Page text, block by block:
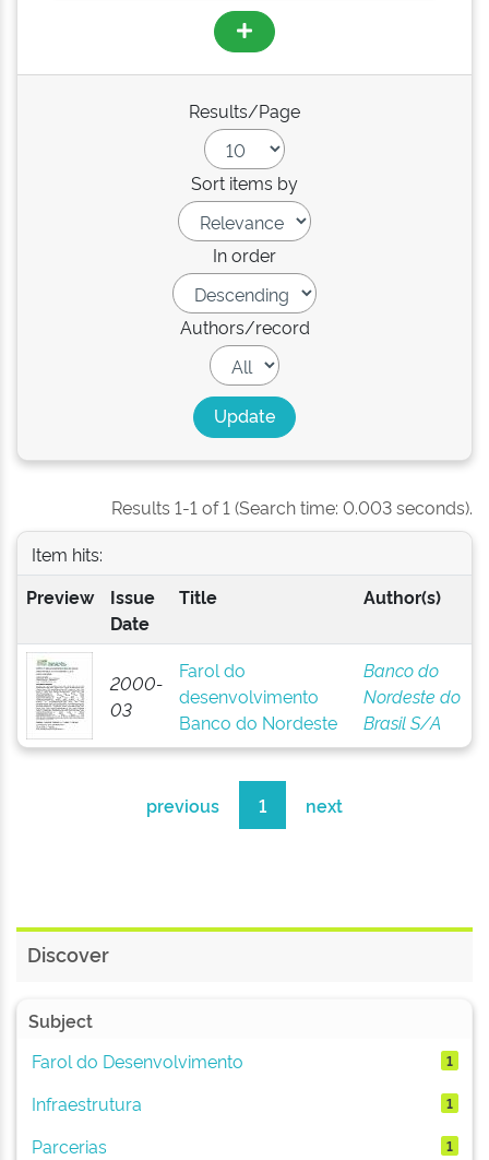
Results/Page
Sort items by
In order
Authors/record
Results 1-1 of 1 (Search time: 0.003 seconds).
Item hits:
Preview
Issue
Date
Title Author(s)
2000-
03
Farol do
desenvolvimento
Banco do Nordeste
Banco do
Nordeste do
Brasil S/A
previous 1 next
Discover
Subject
Farol do Desenvolvimento
1
Infraestrutura 1
Parcerias 1